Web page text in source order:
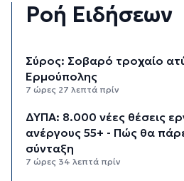
Ροή Ειδήσεων
Σύρος: Σοβαρό τροχαίο
Ερμούπολης
7 ώρες 27 λεπτά πρίν
ΔΥΠΑ: 8.000 νέες θέσεις
ανέργους 55+ - Πώς θα
σύνταξη
7 ώρες 34 λεπτά πρίν